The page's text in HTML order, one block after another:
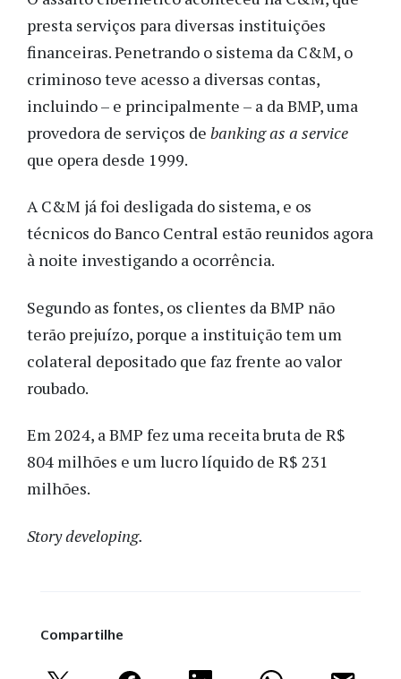
presta serviços para diversas instituições
financeiras. Penetrando o sistema da C&M, o
criminoso teve acesso a diversas contas,
incluindo – e principalmente – a da BMP, uma
provedora de serviços de banking as a service
que opera desde 1999.
A C&M já foi desligada do sistema, e os
técnicos do Banco Central estão reunidos agora
à noite investigando a ocorrência.
Segundo as fontes, os clientes da BMP não
terão prejuízo, porque a instituição tem um
colateral depositado que faz frente ao valor
roubado.
Em 2024, a BMP fez uma receita bruta de R$
804 milhões e um lucro líquido de R$ 231
milhões.
Story developing.
Compartilhe